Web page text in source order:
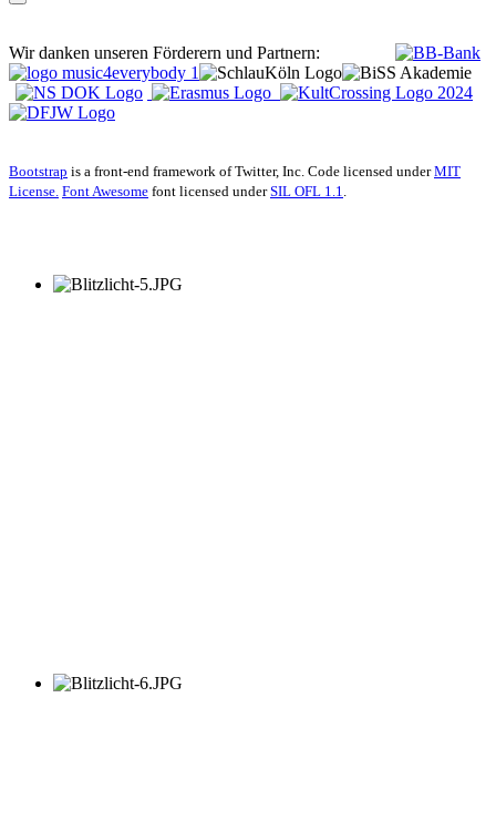
Wir danken unseren Förderern und Partnern:
Bootstrap is a front-end framework of Twitter, Inc. Code licensed underMIT
License. Font Awesome font licensed underSIL OFL 1.1